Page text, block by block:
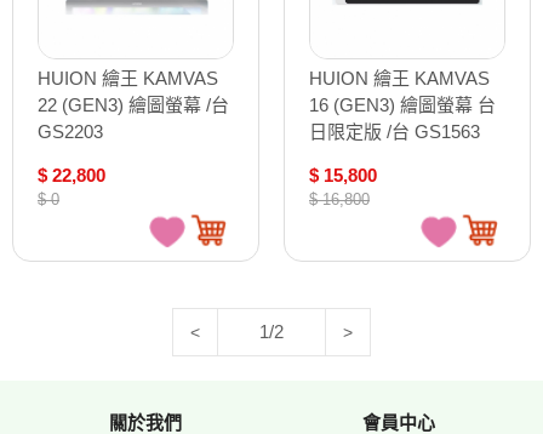
HUION 繪王 KAMVAS
22 (GEN3) 繪圖螢幕 /台
GS2203
$ 22,800
$ 0
HUION 繪王 KAMVAS
16 (GEN3) 繪圖螢幕 台
日限定版 /台 GS1563
$ 15,800
$ 16,800
< 1/2 >
關於我們 會員中心